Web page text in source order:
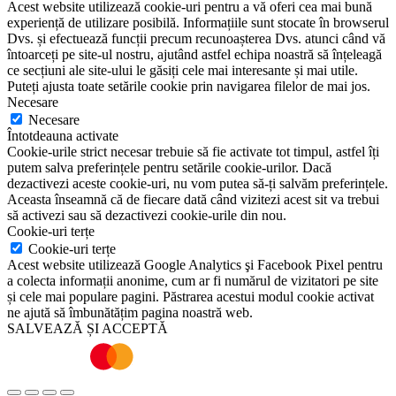
Acest website utilizează cookie-uri pentru a vă oferi cea mai bună
experiență de utilizare posibilă. Informațiile sunt stocate în browserul
Dvs. și efectuează funcții precum recunoașterea Dvs. atunci când vă
întoarceți pe site-ul nostru, ajutând astfel echipa noastră să înțeleagă
ce secțiuni ale site-ului le găsiți cele mai interesante și mai utile.
Puteți ajusta toate setările cookie prin navigarea filelor de mai jos.
Necesare
Necesare
Întotdeauna activate
Cookie-urile strict necesar trebuie să fie activate tot timpul, astfel îți
putem salva preferințele pentru setările cookie-urilor. Dacă
dezactivezi aceste cookie-uri, nu vom putea să-ți salvăm preferințele.
Aceasta înseamnă că de fiecare dată când vizitezi acest sit va trebui
să activezi sau să dezactivezi cookie-urile din nou.
Cookie-uri terțe
Cookie-uri terțe
Acest website utilizează Google Analytics şi Facebook Pixel pentru
a colecta informații anonime, cum ar fi numărul de vizitatori pe site
și cele mai populare pagini. Păstrarea acestui modul cookie activat
ne ajută să îmbunătățim pagina noastră web.
SALVEAZĂ ȘI ACCEPTĂ